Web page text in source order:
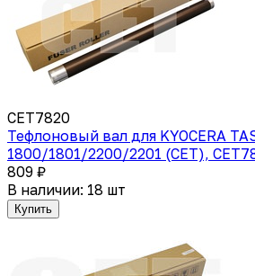
CET7820
Тефлоновый вал для KYOCERA
1800/1801/2200/2201 (CET),
809 ₽
В наличии: 18 шт
Купить